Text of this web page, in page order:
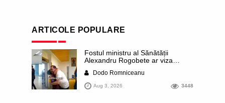
ARTICOLE POPULARE
Fostul ministru al Sănătății
Alexandru Rogobete ar viza
al orașului Timișoara. Pesedistul
publică imagini demne de Coreea
de Nord cu femei din Timișoara
Dodo Romniceanu
Aug 3, 2026 3448